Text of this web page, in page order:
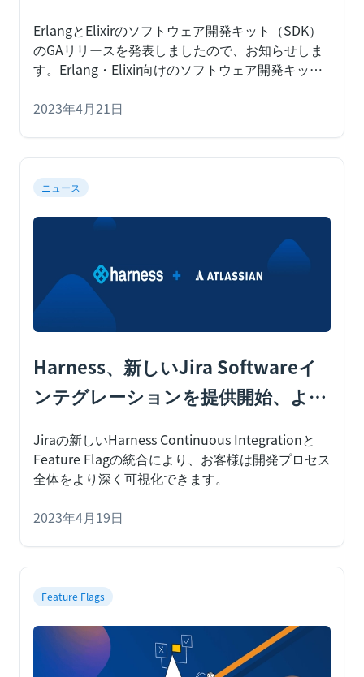
ErlangとElixirのソフトウェア開発キット（SDK）
のGAリリースを発表しましたので、お知らせしま
す。 Erlang・Elixir向けのソフトウェア開発キット
2023年4月21日
ニュース
Harness、新しいJira Softwareイ
ンテグレーションを提供開始、より
Jiraの新しいHarness Continuous Integrationと
Feature Flagの統合により、お客様は開発プロセス
全体をより深く可視化できます。
2023年4月19日
Feature Flags